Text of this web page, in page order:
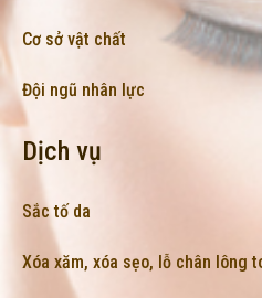
Cơ sở vật chất
Đội ngũ nhân lực
Dịch vụ
Sắc tố da
Xóa xăm, xóa sẹo, lỗ chân lông